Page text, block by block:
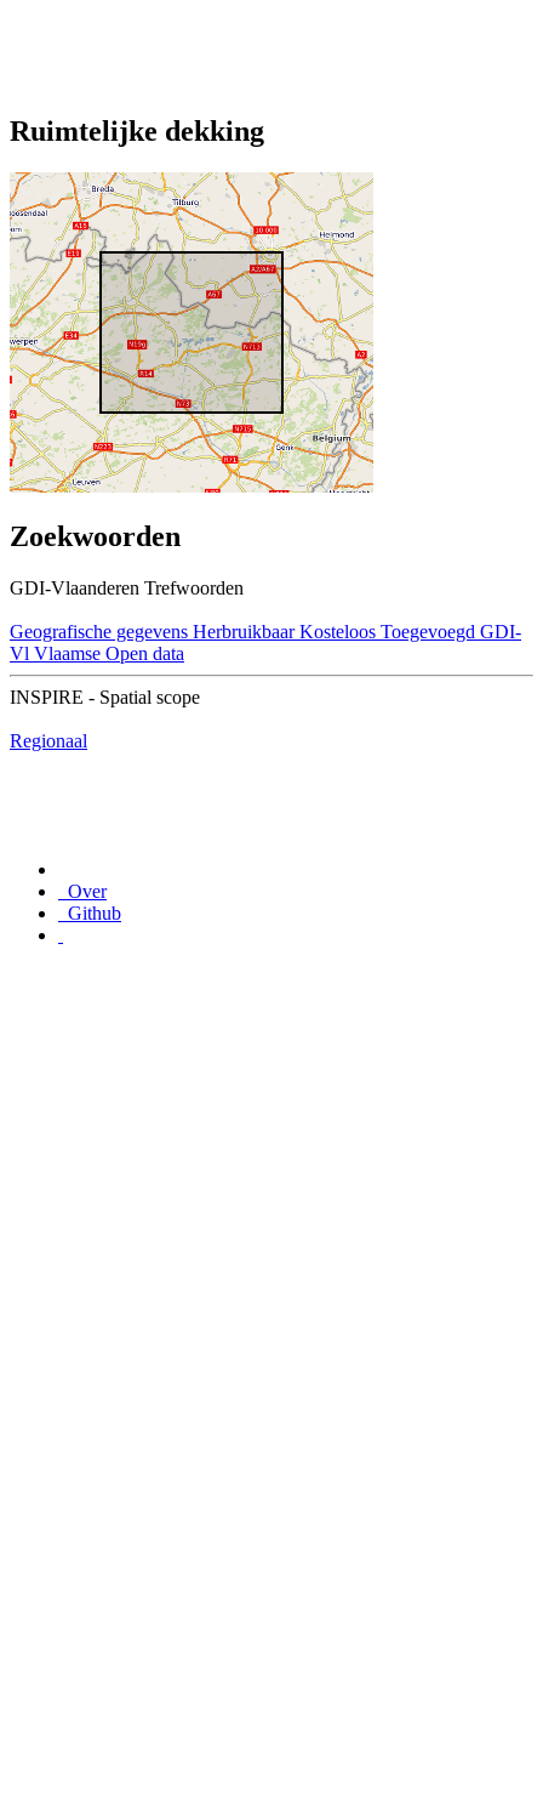
Ruimtelijke dekking
Zoekwoorden
GDI-Vlaanderen Trefwoorden
Geografische gegevens Herbruikbaar Kosteloos Toegevoegd GDI-
Vl Vlaamse Open data
INSPIRE - Spatial scope
Regionaal
Over
Github